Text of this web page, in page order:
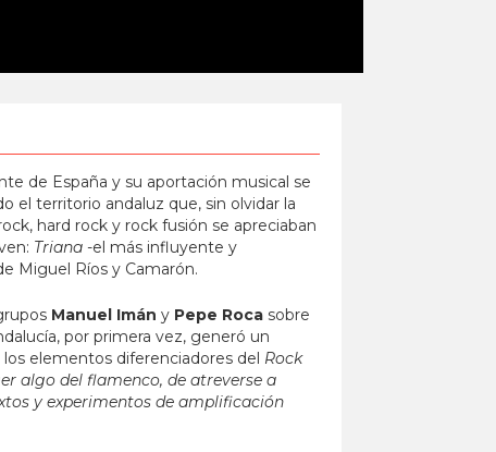
de España y su aportación musical se
el territorio andaluz que, sin olvidar la
hard rock y rock fusión se apreciaban
Triana -el más influyente y
Miguel Ríos y Camarón.
Manuel Imán y Pepe Roca sobre
por primera vez, generó un
elementos diferenciadores del Rock
algo del flamenco, de atreverse a
y experimentos de amplificación